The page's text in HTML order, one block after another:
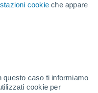
cookie che appare
questo caso ti informiamo
cookie per